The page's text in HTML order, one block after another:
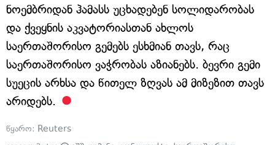
ნოემბრიდან ჰამასს უცხადებენ სოლიდარობას
და ქვეყნის აკვატორიასთან ახლოს
საერთაშორისო გემებს ესხმიან თავს, რაც
საერთაშორისო ვაჭრობას აზიანებს. ბევრი გემი
სუეცის არხსა და წითელ ზღვას ამ მიზეზით თავს
არიდებს.
წყარო: Reuters